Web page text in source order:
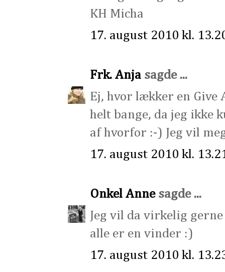
KH Micha
17. august 2010 kl.
Frk. Anja sagde ...
Ej, hvor lækker en Give
helt bange, da jeg ikke
af hvorfor :-) Jeg vil
17. august 2010 kl.
Onkel Annesagde ...
Jeg vil da virkelig
alle er en vinder :)
17. august 2010 kl.